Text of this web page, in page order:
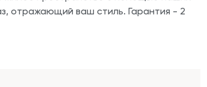
отражающий ваш стиль. Гарантия - 2